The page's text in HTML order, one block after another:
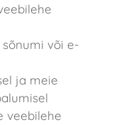
või e-
ja meie
veebilehe